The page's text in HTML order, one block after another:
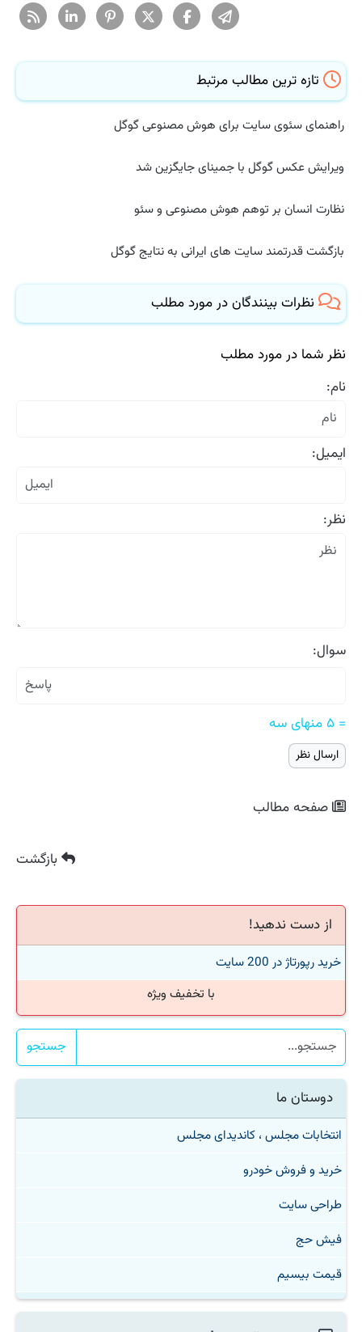
تازه ترین مطالب مرتبط
راهنمای سئوی سایت برای هوش مصنوعی گوگل
ویرایش عکس گوگل با جمینای جایگزین شد
نظارت انسان بر توهم هوش مصنوعی و سئو
بازگشت قدرتمند سایت های ایرانی به نتایج گوگل
نظرات بینندگان در مورد مطلب
نظر شما در مورد مطلب
نام:
ایمیل:
نظر:
سوال:
= ۵ منهای سه
صفحه مطالب
بازگشت
از دست ندهید!
خرید رپورتاژ در 200 سایت
با تخفیف ویژه
جستجو
دوستان ما
انتخابات مجلس ، کاندیدای مجلس
خرید و فروش خودرو
طراحی سایت
فیش حج
قیمت بیسیم